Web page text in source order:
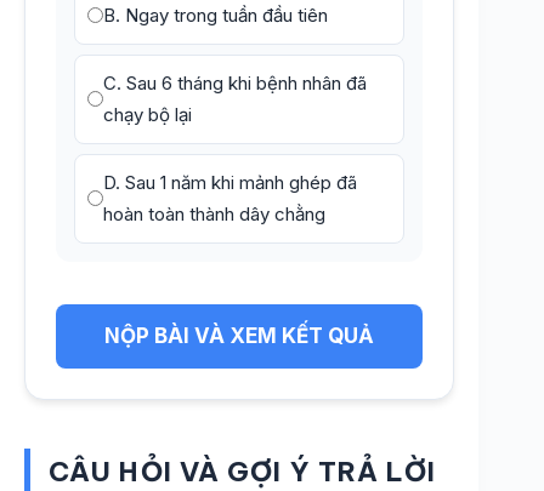
B. Ngay trong tuần đầu tiên
C. Sau 6 tháng khi bệnh nhân đã
chạy bộ lại
D. Sau 1 năm khi mảnh ghép đã
hoàn toàn thành dây chằng
NỘP BÀI VÀ XEM KẾT QUẢ
CÂU HỎI VÀ GỢI Ý TRẢ LỜI